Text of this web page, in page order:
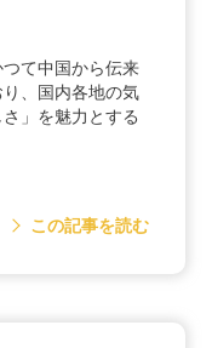
て中国から伝来
、国内各地の気
」を魅力とする
この記事を読む